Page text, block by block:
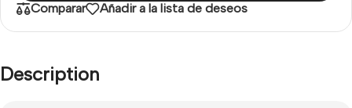
Comparar Añadir a la lista de deseos
Description